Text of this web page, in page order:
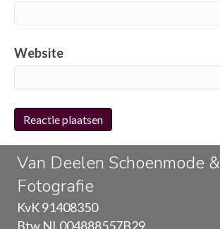
Website
Van Deelen Schoenmode &
Fotografie
KvK 91408350
Btw NL004888557B29